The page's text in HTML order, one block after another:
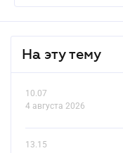
На эту тему
10.07
4 августа 2026
13.15